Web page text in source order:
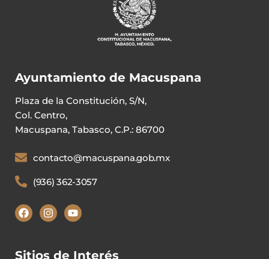
Ayuntamiento de Macuspana
Plaza de la Constitución, S/N,
Col. Centro,
Macuspana, Tabasco, C.P.: 86700
contacto@macuspana.gob.mx
(936) 362-3057
Sitios de Interés